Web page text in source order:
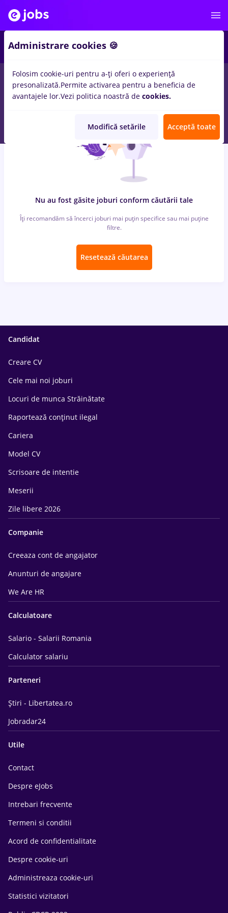
locuri de muncacu salarii 3000 leiinBucurestipentru
Student, Fara experientainBanci, Medicina / Sanatate
Nu au fost găsite joburi conform căutării tale
Îți recomandăm să încerci joburi mai puțin specifice sau mai puține
filtre.
Resetează căutarea
Candidat
Creare CV
Cele mai noi joburi
Locuri de munca Străinătate
Raportează conținut ilegal
Cariera
Model CV
Scrisoare de intentie
Meserii
Zile libere 2026
Companie
Creeaza cont de angajator
Anunturi de angajare
We Are HR
Calculatoare
Salario - Salarii Romania
Calculator salariu
Parteneri
Știri - Libertatea.ro
Jobradar24
Utile
Contact
Despre eJobs
Intrebari frecvente
Termeni si conditii
Acord de confidentialitate
Despre cookie-uri
Administreaza cookie-uri
Statistici vizitatori
Administrare cookies 🍪
Folosim cookie-uri pentru a-ți oferi o experiență
presonalizată.Permite activarea pentru a beneficia de
avantajele lor.Vezi politica noastră de cookies.
Modifică setările Acceptă toate